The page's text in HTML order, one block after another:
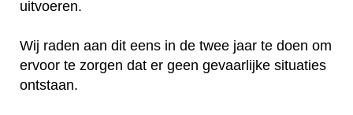
uitvoeren.
Wij raden aan dit eens in de twee jaar te doen om
ervoor te zorgen dat er geen gevaarlijke situaties
ontstaan.